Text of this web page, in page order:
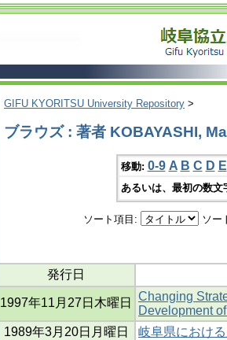
GIFU KYORITSU University Repository >
ブラウズ : 著者 KOBAYASHI,
移動: 0-9 A B C D E
あるいは、最初の数
ソート項目: ソー
発行日
1997年11月27日木曜日
Changing
Development
1989年3月20日月曜日
岐阜県におけ